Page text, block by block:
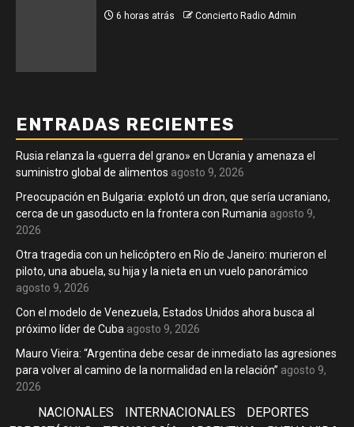
6 horas atrás Concierto Radio Admin
ENTRADAS RECIENTES
Rusia relanza la «guerra del grano» en Ucrania y amenaza el
suministro global de alimentos agosto 9, 2026
Preocupación en Bulgaria: explotó un dron, que sería ucraniano,
cerca de un gasoducto en la frontera con Rumania agosto 9,
2026
Otra tragedia con un helicóptero en Río de Janeiro: murieron el
piloto, una abuela, su hija y la nieta en un vuelo panorámico
agosto 9, 2026
Con el modelo de Venezuela, Estados Unidos ahora busca al
próximo líder de Cuba agosto 9, 2026
Mauro Vieira: “Argentina debe cesar de inmediato las agresiones
para volver al camino de la normalidad en la relación” agosto 9,
2026
NACIONALES INTERNACIONALES
DEPORTES